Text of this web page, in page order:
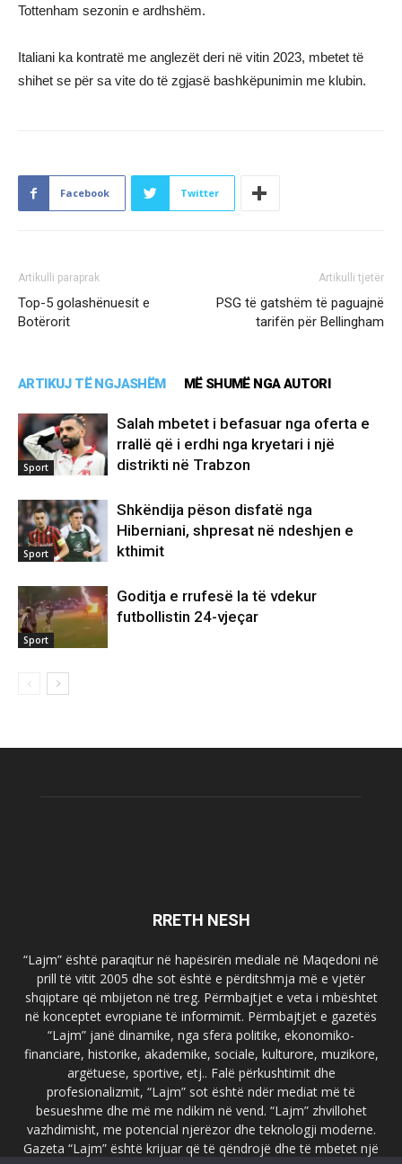
Tottenham sezonin e ardhshëm.
Italiani ka kontratë me anglezët deri në vitin 2023, mbetet të
shihet se për sa vite do të zgjasë bashkëpunimin me klubin.
Facebook Twitter
Artikulli paraprak
Top-5 golashënuesit e
Botërorit
Artikulli tjetër
PSG të gatshëm të paguajnë
tarifën për Bellingham
ARTIKUJ TË NGJASHËM MË SHUMË NGA AUTORI
Sport
Salah mbetet i befasuar nga oferta e
rrallë që i erdhi nga kryetari i një
distrikti në Trabzon
Sport
Shkëndija pëson disfatë nga
Hiberniani, shpresat në ndeshjen e
kthimit
Sport
Goditja e rrufesë la të vdekur
futbollistin 24-vjeçar
RRETH NESH
“Lajm” është paraqitur në hapësirën mediale në Maqedoni në
prill të vitit 2005 dhe sot është e përditshmja më e vjetër
shqiptare që mbijeton në treg. Përmbajtjet e veta i mbështet
në konceptet evropiane të informimit. Përmbajtjet e gazetës
“Lajm” janë dinamike, nga sfera politike, ekonomiko-
financiare, historike, akademike, sociale, kulturore, muzikore,
argëtuese, sportive, etj.. Falë përkushtimit dhe
profesionalizmit, “Lajm” sot është ndër mediat më të
besueshme dhe më me ndikim në vend. “Lajm” zhvillohet
vazhdimisht, me potencial njerëzor dhe teknologji moderne.
Gazeta “Lajm” është krijuar që të qëndrojë dhe të mbetet një